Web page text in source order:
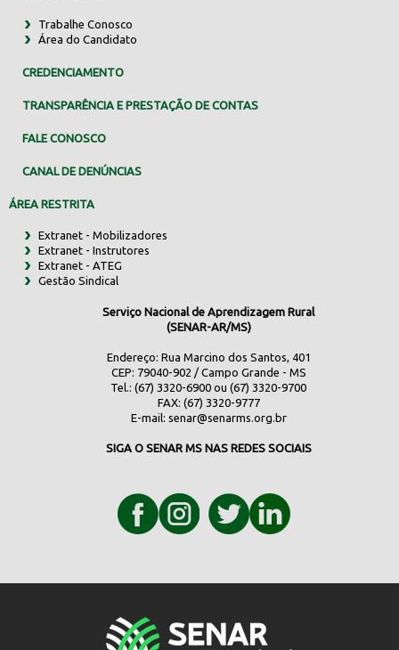
Trabalhe Conosco
Área do Candidato
CREDENCIAMENTO
TRANSPARÊNCIA E PRESTAÇÃO DE CONTAS
FALE CONOSCO
CANAL DE DENÚNCIAS
ÁREA RESTRITA
Extranet - Mobilizadores
Extranet - Instrutores
Extranet - ATEG
Gestão Sindical
Serviço Nacional de Aprendizagem Rural
(SENAR-AR/MS)
Endereço: Rua Marcino dos Santos, 401
CEP: 79040-902 / Campo Grande - MS
Tel.: (67) 3320-6900 ou (67) 3320-9700
FAX: (67) 3320-9777
E-mail: senar@senarms.org.br
SIGA O SENAR MS NAS REDES SOCIAIS